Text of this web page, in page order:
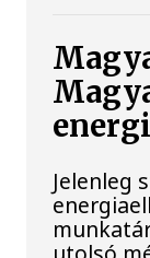
Jelenleg